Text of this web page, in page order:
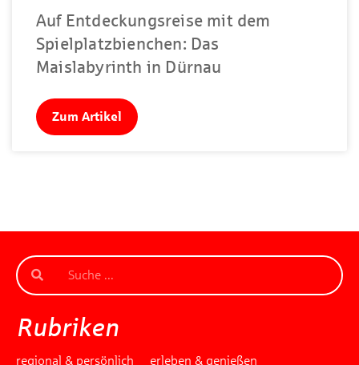
Auf Entdeckungsreise mit dem
Spielplatzbienchen: Das
Maislabyrinth in Dürnau
Zum Artikel
Rubriken
regional & persönlich erleben & genießen